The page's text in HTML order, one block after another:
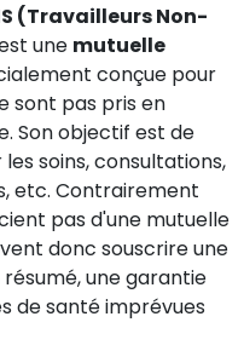
(Travailleurs Non-
une mutuelle
conçue pour
sont pas pris en
Son objectif est de
soins, consultations,
etc. Contrairement
pas d'une mutuelle
donc souscrire une
résumé, une garantie
de santé imprévues